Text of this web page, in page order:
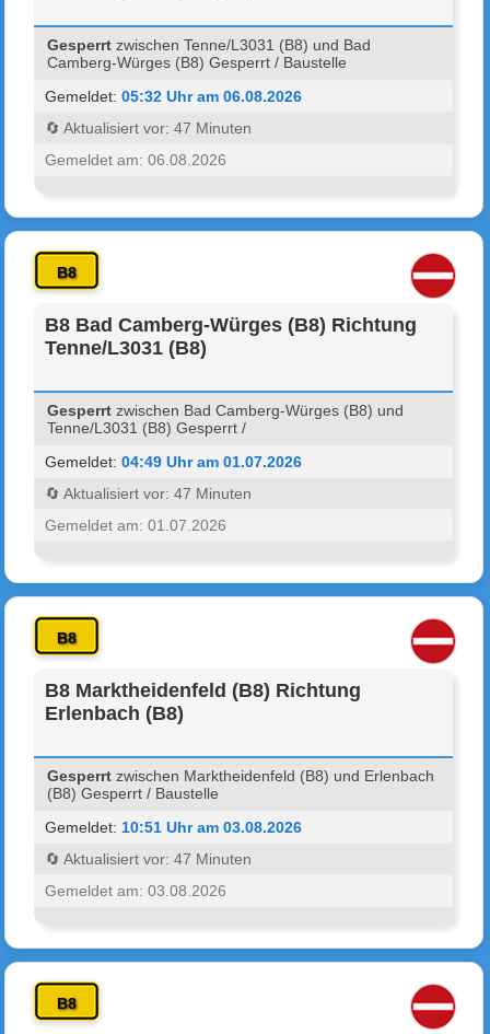
Gesperrt zwischen Tenne/L3031 (B8) und Bad
Camberg-Würges (B8) Gesperrt / Baustelle
Gemeldet:05:32 Uhr am 06.08.2026
🔄 Aktualisiert vor: 47 Minuten
Gemeldet am: 06.08.2026
B8
B8 Bad Camberg-Würges (B8) Richtung
Tenne/L3031 (B8)
Gesperrt zwischen Bad Camberg-Würges (B8) und
Tenne/L3031 (B8) Gesperrt /
Gemeldet:04:49 Uhr am 01.07.2026
🔄 Aktualisiert vor: 47 Minuten
Gemeldet am: 01.07.2026
B8
B8 Marktheidenfeld (B8) Richtung
Erlenbach (B8)
Gesperrt zwischen Marktheidenfeld (B8) und Erlenbach
(B8) Gesperrt / Baustelle
Gemeldet: 10:51 Uhr am 03.08.2026
🔄 Aktualisiert vor: 47 Minuten
Gemeldet am: 03.08.2026
B8